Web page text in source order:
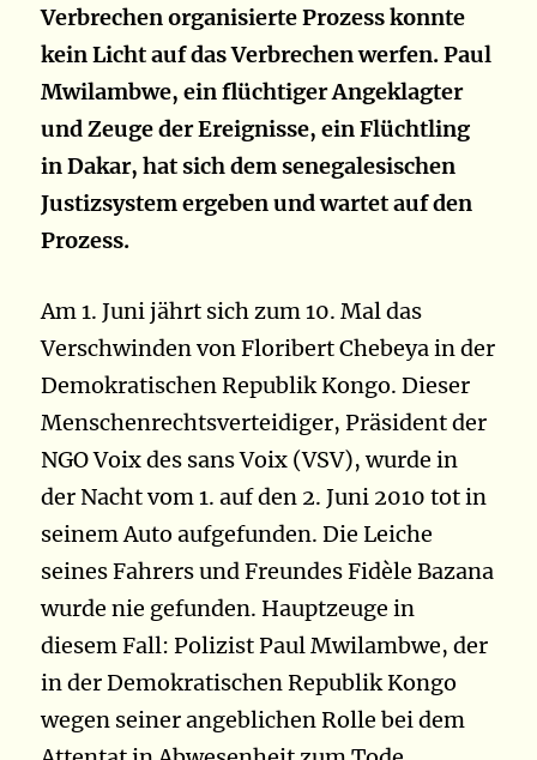
Verbrechen organisierte Prozess konnte
kein Licht auf das Verbrechen werfen. Paul
Mwilambwe, ein flüchtiger Angeklagter
und Zeuge der Ereignisse, ein Flüchtling
in Dakar, hat sich dem senegalesischen
Justizsystem ergeben und wartet auf den
Prozess.
Am 1. Juni jährt sich zum 10. Mal das
Verschwinden von Floribert Chebeya in der
Demokratischen Republik Kongo. Dieser
Menschenrechtsverteidiger, Präsident der
NGO Voix des sans Voix (VSV), wurde in
der Nacht vom 1. auf den 2. Juni 2010 tot in
seinem Auto aufgefunden. Die Leiche
seines Fahrers und Freundes Fidèle Bazana
wurde nie gefunden. Hauptzeuge in
diesem Fall: Polizist Paul Mwilambwe, der
in der Demokratischen Republik Kongo
wegen seiner angeblichen Rolle bei dem